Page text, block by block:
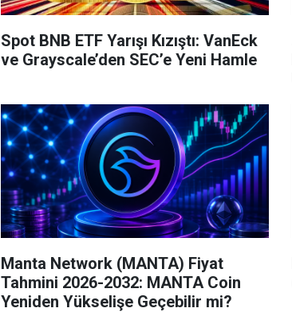
Spot BNB ETF Yarışı Kızıştı: VanEck
ve Grayscale’den SEC’e Yeni Hamle
Manta Network (MANTA) Fiyat
Tahmini 2026-2032: MANTA Coin
Yeniden Yükselişe Geçebilir mi?